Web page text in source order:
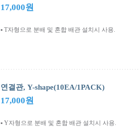
17,000원
▪ T자형으로 분배 및 혼합 배관 설치시 사용.
연결관, Y-shape(10EA/1PACK)
17,000원
▪ Y자형으로 분배 및 혼합 배관 설치시 사용.